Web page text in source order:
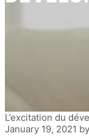
L’excitation du
January 19, 2021 by